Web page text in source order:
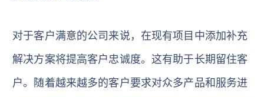
对于客户满意的公司来说，在现有项目中添加补充
解决方案将提高客户忠诚度。这有助于长期留住客
户。随着越来越多的客户要求对众多产品和服务进